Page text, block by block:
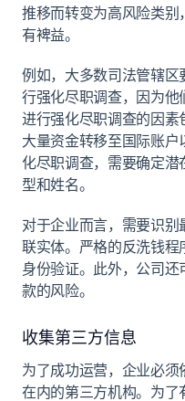
推移而转变为高风险类别
有裨益。
例如，大多数司法管辖区
行强化尽职调查，因为他
进行强化尽职调查的因素
大量资金转移至国际账
化尽职调查，需要确定
型和姓名。
对于企业而言，需要识别
联实体。严格的反洗钱程
身份验证。此外，公司
款的风险。
收集第三方信息
为了成功运营，企业必
在内的第三方机构。为了